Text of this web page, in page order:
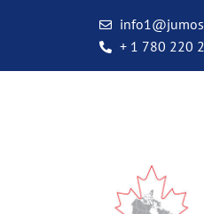
+ 1 780 220